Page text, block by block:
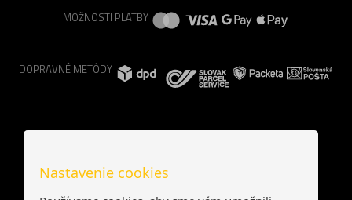
MOŽNOSTI PLATBY
DOPRAVNÉ METÓDY
Nastavenie cookies